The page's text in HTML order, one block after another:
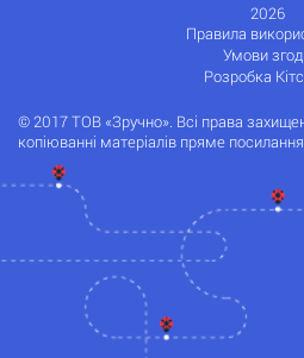
2026
Правила
Умови
Розробка
© 2017 ТОВ «Зручно». Всі права
копіюванні матеріалів пряме